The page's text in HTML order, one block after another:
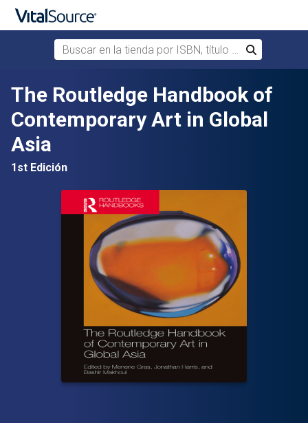
Saltar al contenido principal
Buscar en la tienda por ISBN, título o autor
Buscar
The Routledge Handbook of
Contemporary Art in Global
Asia
1st Edición